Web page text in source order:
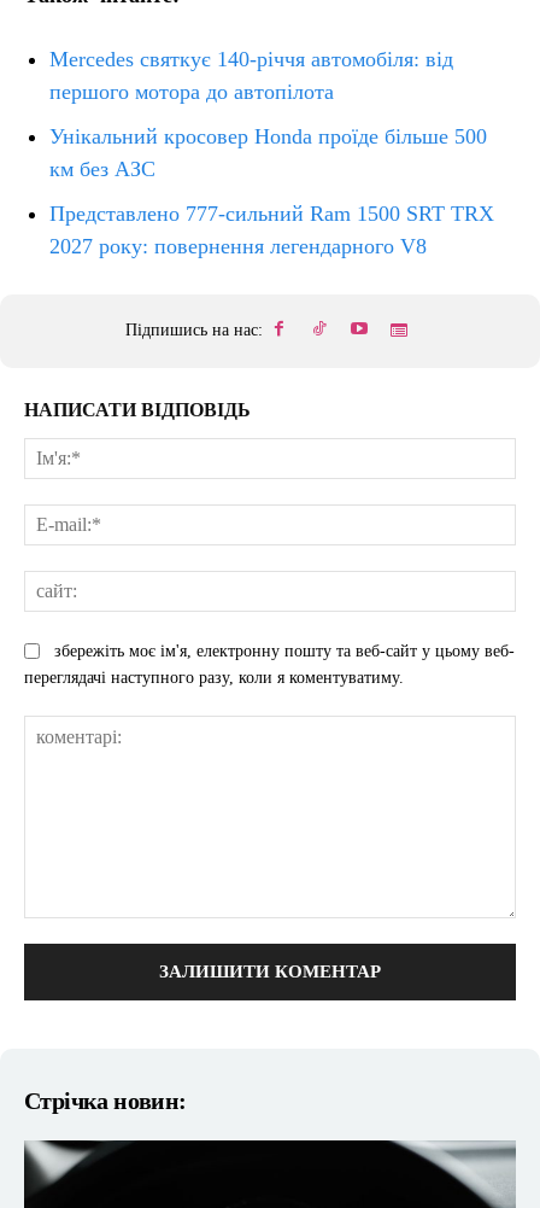
Mercedes святкує 140-річчя автомобіля: від
першого мотора до автопілота
Унікальний кросовер Honda проїде більше 500
км без АЗС
Представлено 777-сильний Ram 1500 SRT TRX
2027 року: повернення легендарного V8
Підпишись на нас:
НАПИСАТИ ВІДПОВІДЬ
збережіть моє ім'я, електронну пошту та веб-сайт у цьому веб-
переглядачі наступного разу, коли я коментуватиму.
Стрічка новин: